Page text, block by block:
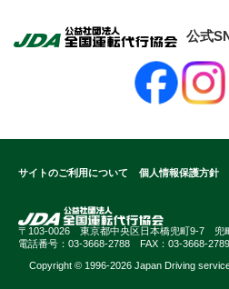
公式
サイトのご利用について 個人情報保護方針
〒103-0026 東京都中央区日本橋兜町9-7 兜
電話番号：03-3668-2788 FAX：03-3668-2789
Copyright © 1996-2026 Japan Driving